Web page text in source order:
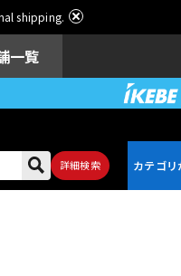
shipping.
一覧
詳細検索